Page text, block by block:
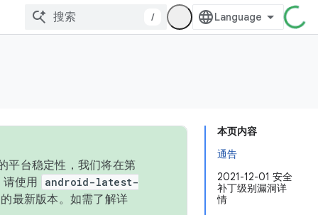
/
本页内容
通告
2021-12-01 安全
补丁级别漏洞详
情
平台稳定性，我们将在第
使用
android-latest-
最新版本。如需了解详